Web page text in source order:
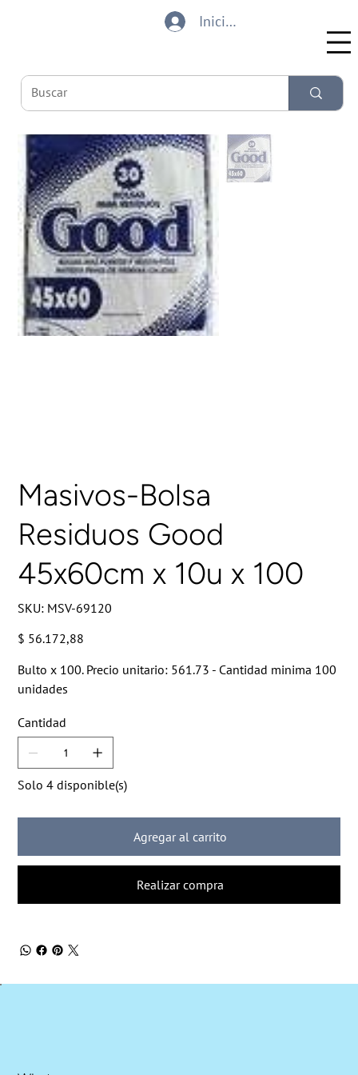
Iniciar sesión
Masivos-Bolsa
Residuos Good
45x60cm x 10u x 100
SKU: SKU
MSV-
MSV-69120
Precio
$ 56.172,88
Bulto x 100. Precio unitario: 561.73 - Cantidad minima 100
unidades
Cantidad
Solo 4 disponible(s)
Agregar al carrito
Realizar compra